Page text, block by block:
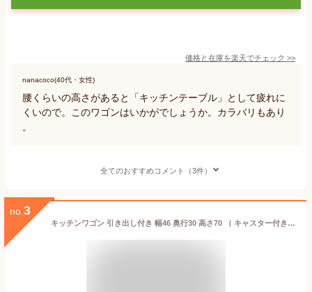
価格と在庫を楽天でチェック >>
nanacoco(40代・女性)
腰くらいの高さがあると「キッチンテーブル」として疲れに
くいので。このワゴンはいかがでしょうか。カラバリもあり
。
全てのおすすめコメント（3件）
no. 3
キッチンワゴン 引き出し付き 幅46 奥行30 高さ70 （ キャスター付き 天板付き 隙間収納 キッチン キッチンストッカー キッチンラック キッチンバスケット バスケットワゴン キッチン収納 ワゴン収納 ワゴン サイドラック ）【39ショップ】